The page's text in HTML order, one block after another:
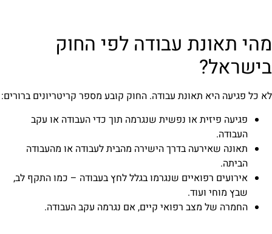
מהי תאונת עבודה לפי החוק
בישראל?
לא כל פגיעה היא תאונת עבודה. החוק קובע מספר קריטריונים ברורים:
פגיעה פיזית או נפשית שנגרמה תוך כדי העבודה או עקב
העבודה.
תאונה שאירעה בדרך הישירה מהבית לעבודה או מהעבודה
הביתה.
אירועים רפואיים שנגרמו בגלל לחץ בעבודה – כמו התקף לב,
שבץ מוחי ועוד.
החמרה של מצב רפואי קיים, אם נגרמה עקב העבודה.